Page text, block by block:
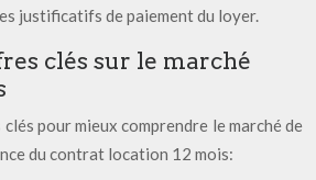
justificatifs de paiement du loyer.
clés sur le marché
pour mieux comprendre le marché de
du contrat location 12 mois: